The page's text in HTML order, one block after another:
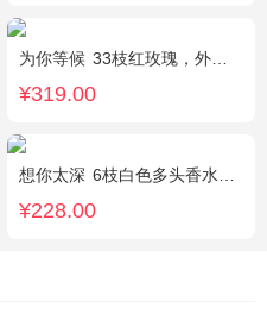
为你等候 33枝红玫瑰，外围满天星和黄莺，随机赠送两只公仔
¥319.00
想你太深 6枝白色多头香水百合，黄莺、勿忘我搭配。
¥228.00